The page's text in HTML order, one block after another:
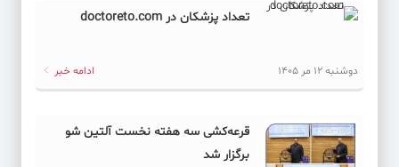
تعداد پزشکان در doctoreto.com
دوشنبه 12 مر 1405 ادامه خبر
قرعه‌کشی سه هفته نخست آلتین شو
برگزار شد